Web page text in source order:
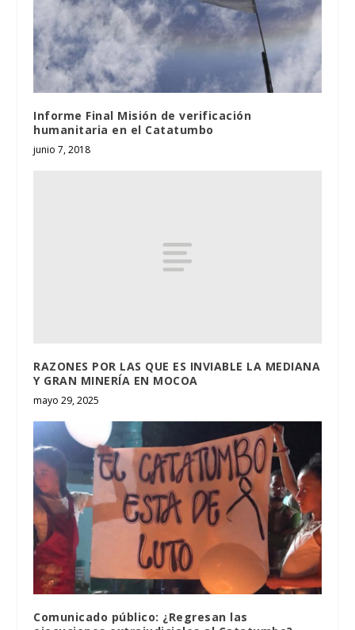
Informe Final Misión de verificación
humanitaria en el Catatumbo
junio 7, 2018
RAZONES POR LAS QUE ES INVIABLE LA MEDIANA
Y GRAN MINERÍA EN MOCOA
mayo 29, 2025
Comunicado público: ¿Regresan las